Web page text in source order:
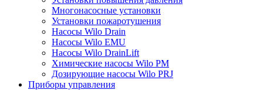
Многонасосные установки
Установки пожаротушения
Насосы Wilo Drain
Насосы Wilo EMU
Насосы Wilo DrainLift
Химические насосы Wilo PM
Дозирующие насосы Wilo PRJ
Приборы управления